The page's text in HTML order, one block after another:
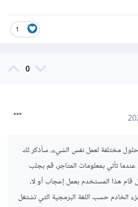
1
0
مختلفة لعمل نفس الشيء، سأذكر لك
تأتي بمعلومات المتاجر، قم بجلب
هذا المستخدم بعمل إعجاب أو لا،
الخادم حسب اللغة البرمجية التي تشتغل